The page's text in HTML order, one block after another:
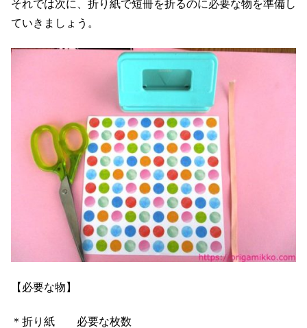
それでは次に、折り紙で短冊を折るのに必要な物を準備し
ていきましょう。
【必要な物】
＊折り紙 必要な枚数